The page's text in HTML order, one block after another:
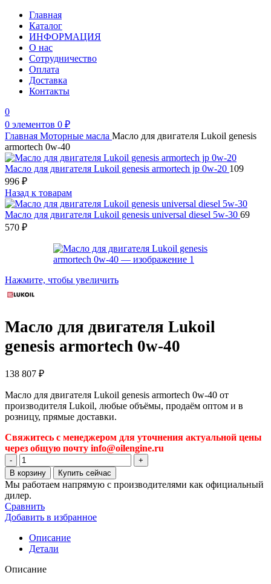
Главная
Каталог
ИНФОРМАЦИЯ
О нас
Сотрудничество
Оплата
Доставка
Контакты
0
0 элементов 0 ₽
Главная Моторные масла Масло для двигателя Lukoil genesis
armortech 0w-40
Масло для двигателя Lukoil genesis armortech jp 0w-20 109
996 ₽
Назад к товарам
Масло для двигателя Lukoil genesis universal diesel 5w-30 69
570 ₽
Нажмите, чтобы увеличить
Масло для двигателя Lukoil
genesis armortech 0w-40
138 807 ₽
Масло для двигателя Lukoil genesis armortech 0w-40 от
производителя Lukoil, любые объёмы, продаём оптом и в
розницу, прямые доставки.
Свяжитесь с менеджером для уточнения актуальной цены
через общую почту info@oilengine.ru
Количество
товара
Масло
для
двигателя
Lukoil
genesis
armortech
0w-
В корзину Купить сейчас
Мы работаем напрямую с производителями как официальный
дилер.
Сравнить
Добавить в избранное
Описание
Детали
Описание